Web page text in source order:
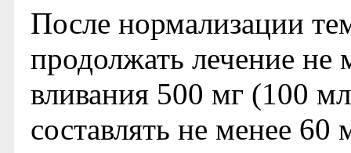
После нормализации
продолжать лечение не
вливания 500 мг (100
составлять не менее